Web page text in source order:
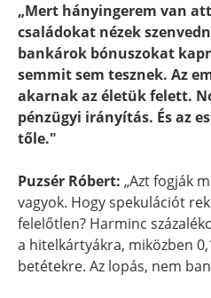
„Mert hányingerem van
családokat nézek
bankárok bónuszokat
semmit sem tesznek. Az
akarnak az életük felett.
pénzügyi irányítás. És az
tőle."
Puzsér Róbert: „Azt fogják
vagyok. Hogy spekulációt
felelőtlen? Harminc
a hitelkártyákra, miközben
betétekre. Az lopás, nem